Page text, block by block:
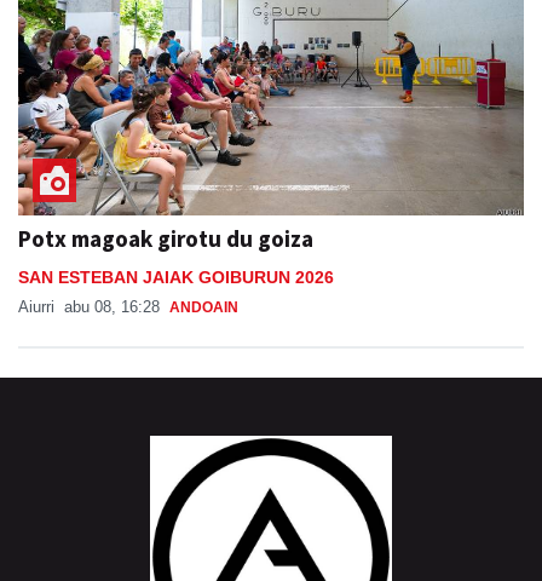
Potx magoak girotu du goiza
SAN ESTEBAN JAIAK GOIBURUN 2026
Aiurri abu 08, 16:28 ANDOAIN